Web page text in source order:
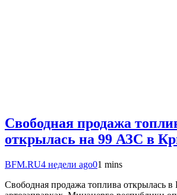
Свободная продажа
открылась на 99 АЗС в
BFM.RU4 недели ago01 mins
Свободная продажа топлива открылась